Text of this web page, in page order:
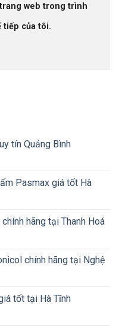
web trong trình
tiếp của tôi.
tín Quảng Bình
Pasmax giá tốt Hà
hãng tại Thanh Hoá
chính hãng tại Nghệ
tốt tại Hà Tĩnh